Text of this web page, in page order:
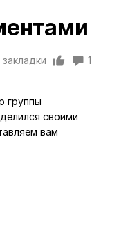
закладки 1
группы
своими
вам